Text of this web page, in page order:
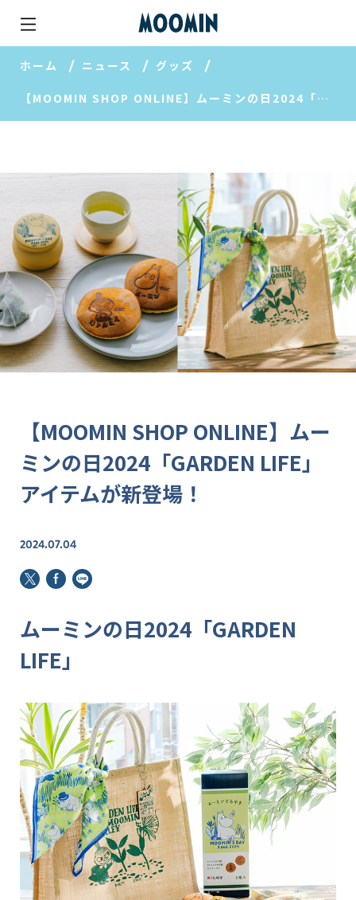
ホーム ニュース グッズ
【MOOMIN SHOP ONLINE】ムーミンの日2024「GARDEN LIFE」アイテムが新登場！
【MOOMIN SHOP ONLINE】ムー
ミンの日2024「GARDEN LIFE」
アイテムが新登場！
2024.07.04
ムーミンの日2024「GARDEN
LIFE」